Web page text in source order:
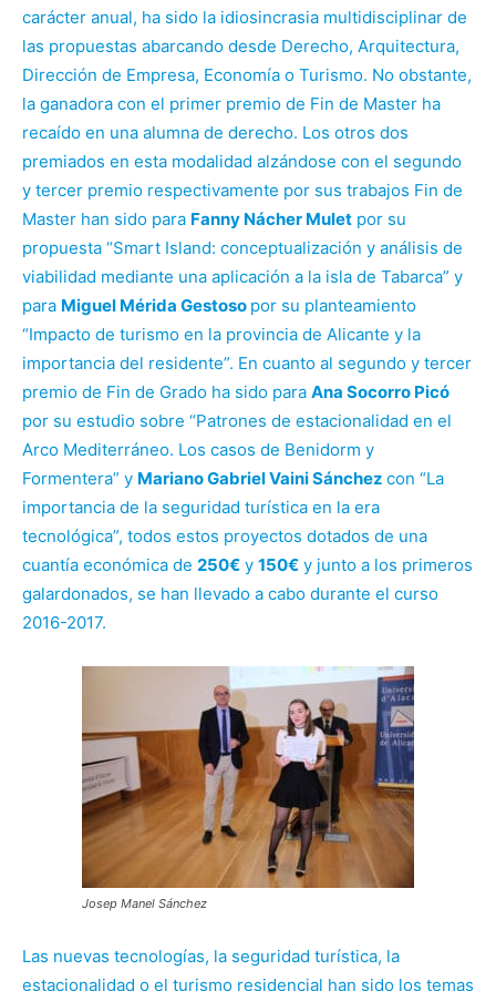
carácter anual, ha sido la idiosincrasia multidisciplinar de
las propuestas abarcando desde Derecho, Arquitectura,
Dirección de Empresa, Economía o Turismo. No obstante,
la ganadora con el primer premio de Fin de Master ha
recaído en una alumna de derecho. Los otros dos
premiados en esta modalidad alzándose con el segundo
y tercer premio respectivamente por sus trabajos Fin de
Master han sido para Fanny Nácher Mulet por su
propuesta “Smart Island: conceptualización y análisis de
viabilidad mediante una aplicación a la isla de Tabarca” y
para Miguel Mérida Gestoso por su planteamiento
“Impacto de turismo en la provincia de Alicante y la
importancia del residente”. En cuanto al segundo y tercer
premio de Fin de Grado ha sido para Ana Socorro Picó
por su estudio sobre “Patrones de estacionalidad en el
Arco Mediterráneo. Los casos de Benidorm y
Formentera” y Mariano Gabriel Vaini Sánchez con “La
importancia de la seguridad turística en la era
tecnológica”, todos estos proyectos dotados de una
cuantía económica de 250€ y 150€ y junto a los primeros
galardonados, se han llevado a cabo durante el curso
2016-2017.
Josep Manel Sánchez
Las nuevas tecnologías, la seguridad turística, la
estacionalidad o el turismo residencial han sido los temas